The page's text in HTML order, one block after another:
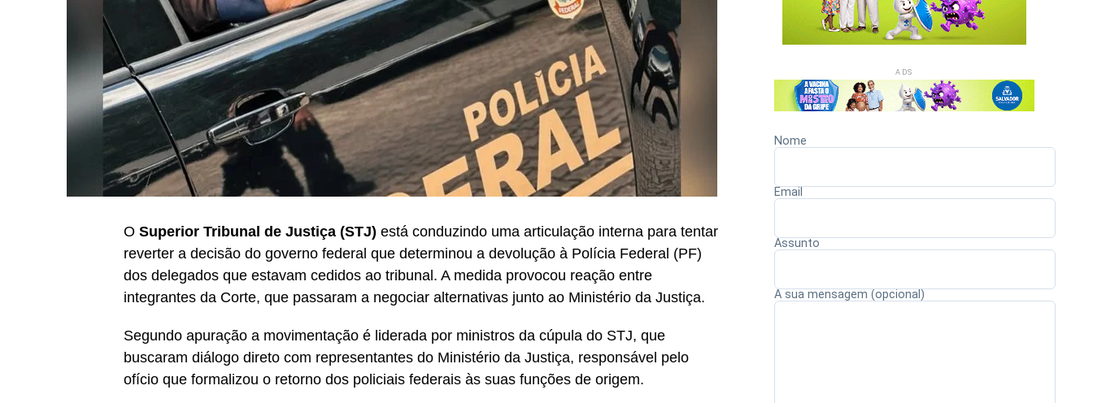
O Superior Tribunal de Justiça (STJ) está conduzindo uma articulação interna para tentar
reverter a decisão do governo federal que determinou a devolução à Polícia Federal (PF)
dos delegados que estavam cedidos ao tribunal. A medida provocou reação entre
integrantes da Corte, que passaram a negociar alternativas junto ao Ministério da Justiça.
Segundo apuração a movimentação é liderada por ministros da cúpula do STJ, que
buscaram diálogo direto com representantes do Ministério da Justiça, responsável pelo
ofício que formalizou o retorno dos policiais federais às suas funções de origem.
ADS
Nome
Email
Assunto
A sua mensagem (opcional)